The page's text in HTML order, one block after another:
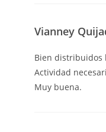
Vianney
Bien distribuidos
Actividad
Muy buena.